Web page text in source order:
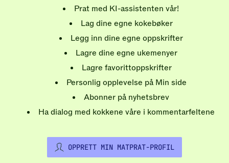
Prat med KI-assistenten vår!
Lag dine egne kokebøker
Legg inn dine egne oppskrifter
Lagre dine egne ukemenyer
Lagre favorittoppskrifter
Personlig opplevelse på Min side
Abonner på nyhetsbrev
Ha dialog med kokkene våre i kommentarfeltene
OPPRETT MIN MATPRAT-PROFIL